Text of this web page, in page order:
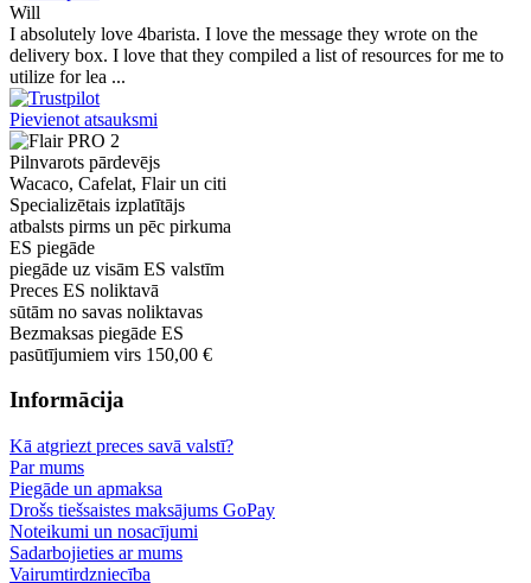
Will
I absolutely love 4barista. I love the message they wrote on the
delivery box. I love that they compiled a list of resources for me to
utilize for lea ...
Pievienot atsauksmi
Pilnvarots pārdevējs
Wacaco, Cafelat, Flair un citi
Specializētais izplatītājs
atbalsts pirms un pēc pirkuma
ES piegāde
piegāde uz visām ES valstīm
Preces ES noliktavā
sūtām no savas noliktavas
Bezmaksas piegāde ES
pasūtījumiem virs 150,00 €
Informācija
Kā atgriezt preces savā valstī?
Par mums
Piegāde un apmaksa
Drošs tiešsaistes maksājums GoPay
Noteikumi un nosacījumi
Sadarbojieties ar mums
Vairumtirdzniecība